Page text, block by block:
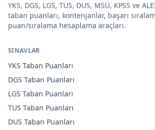
YKS, DGS, LGS, TUS, DUS, MSÜ, KPSS ve
taban puanları, kontenjanlar, başarı
puan/sıralama hesaplama araçları.
SINAVLAR
YKS Taban Puanları
DGS Taban Puanları
LGS Taban Puanları
TUS Taban Puanları
DUS Taban Puanları